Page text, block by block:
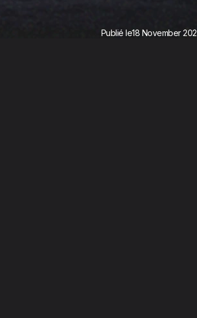
Publié le18 November